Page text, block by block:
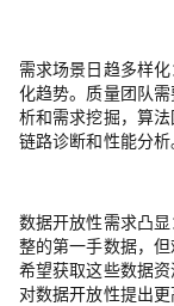
需求场景日趋多样化
化趋势。质量团队
析和需求挖掘，算
链路诊断和性能分析
数据开放性需求凸显
整的第一手数据，
希望获取这些数据
对数据开放性提出更